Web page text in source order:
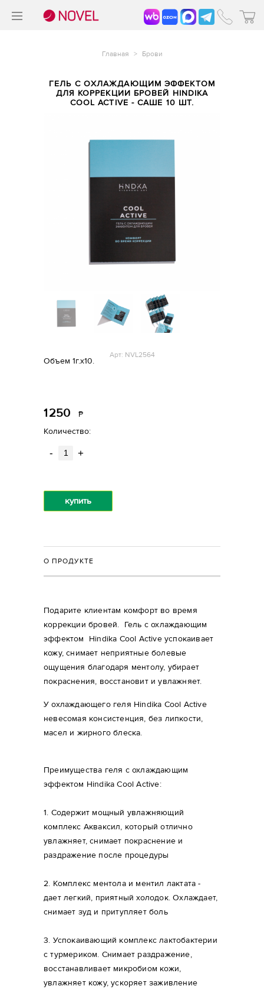
Главная > Брови
ГЕЛЬ С ОХЛАЖДАЮЩИМ ЭФФЕКТОМ
ДЛЯ КОРРЕКЦИИ БРОВЕЙ HINDIKA
COOL ACTIVE - САШЕ 10 ШТ.
Арт: NVL2564
Объем 1г.х10.
1250 Р
Количество:
- +
купить
О ПРОДУКТЕ
Подарите клиентам комфорт во время
коррекции бровей. Гель с охлаждающим
эффектом Hindika Cool Active успокаивает
кожу, снимает неприятные болевые
ощущения благодаря ментолу, убирает
покраснения, восстановит и увлажняет.
У охлаждающего геля Hindika Cool Active
невесомая консистенция, без липкости,
масел и жирного блеска.
Преимущества геля с охлаждающим
эффектом Hindika Cool Active:
1. Содержит мощный увлажняющий
комплекс Акваксил, который отлично
увлажняет, снимает покраснение и
раздражение после процедуры
2. Комплекс ментола и ментил лактата -
дает легкий, приятный холодок. Охлаждает,
снимает зуд и притупляет боль
3. Успокаивающий комплекс лактобактерии
с турмериком. Снимает раздражение,
восстанавливает микробиом кожи,
увлажняет кожу, ускоряет заживление